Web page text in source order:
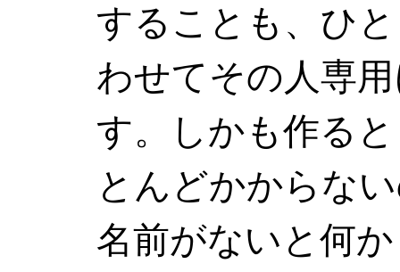
することも、ひ
わせてその人専
す。しかも作る
とんどかからな
名前がないと何